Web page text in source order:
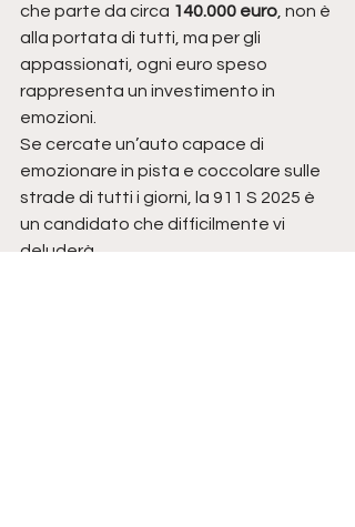
che parte da circa 140.000 euro , non è
alla portata di tutti, ma per gli
appassionati, ogni euro speso
rappresenta un investimento in
emozioni.
Se cercate un’auto capace di
emozionare in pista e coccolare sulle
strade di tutti i giorni, la 911 S 2025 è
un candidato che difficilmente vi
deluderà.